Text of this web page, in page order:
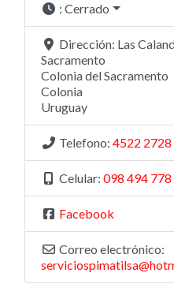
: Cerrado
Dirección: Las
Sacramento
Colonia del Sacramento
Colonia
Uruguay
Telefono: 4522 2728
Celular: 098 494 778
Facebook
Correo electrónico: